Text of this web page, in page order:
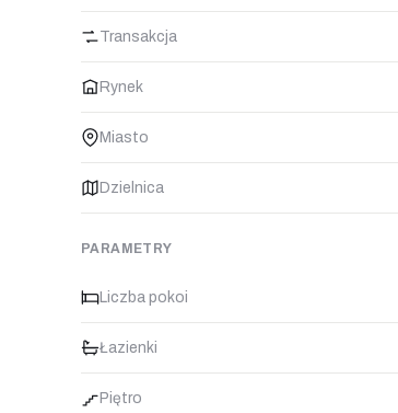
Transakcja
Rynek
Miasto
Dzielnica
PARAMETRY
Liczba pokoi
Łazienki
Piętro